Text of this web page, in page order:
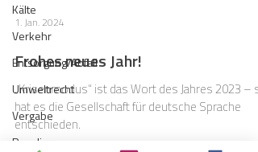
Kälte
Verkehr
Entsorgung/Abfall
Umweltrecht
Vergabe
Regulierung
1. Jan. 2024
Frohes neues Jahr!
„Krisenmodus“ ist das Wort des Jahres 2023 – so
hat es die Gesellschaft für deutsche Sprache
entschieden.